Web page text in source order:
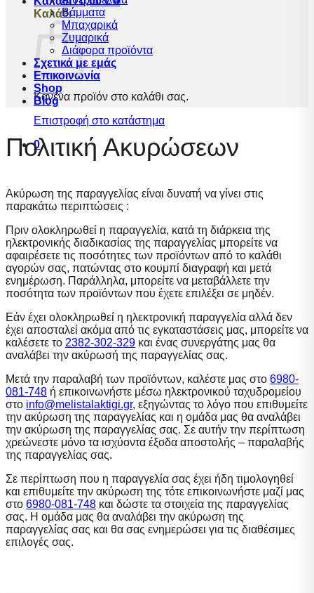
Καλάθι
Κανένα προϊόν στο καλάθι σας.
Επιστροφή στο κατάστημα
0
Βάμματα
Μπαχαρικά
Ζυμαρικά
Διάφορα προϊόντα
Σχετικά με εμάς
Επικοινωνία
Shop
Blog
Πολιτική Ακυρώσεων
Ακύρωση της παραγγελίας είναι δυνατή να γίνει στις
παρακάτω περιπτώσεις :
Πριν ολοκληρωθεί η παραγγελία, κατά τη διάρκεια της
ηλεκτρονικής διαδικασίας της παραγγελίας μπορείτε να
αφαιρέσετε τις ποσότητες των προϊόντων από το καλάθι
αγορών σας, πατώντας στο κουμπί διαγραφή και μετά
ενημέρωση. Παράλληλα, μπορείτε να μεταβάλλετε την
ποσότητα των προϊόντων που έχετε επιλέξει σε μηδέν.
Εάν έχει ολοκληρωθεί η ηλεκτρονική παραγγελία αλλά δεν
έχει αποσταλεί ακόμα από τις εγκαταστάσεις μας, μπορείτε να
καλέσετε το 2382-302-329 και ένας συνεργάτης μας θα
αναλάβει την ακύρωσή της παραγγελίας σας.
Μετά την παραλαβή των προϊόντων, καλέστε μας στο 6980-
081-748 ή επικοινωνήστε μέσω ηλεκτρονικού ταχυδρομείου
στο info@melistalaktigi.gr, εξηγώντας το λόγο που επιθυμείτε
την ακύρωση της παραγγελίας και η ομάδα μας θα αναλάβει
την ακύρωση της παραγγελίας σας. Σε αυτήν την περίπτωση
χρεώνεστε μόνο τα ισχύοντα έξοδα αποστολής – παραλαβής
της παραγγελίας σας.
Σε περίπτωση που η παραγγελία σας έχει ήδη τιμολογηθεί
και επιθυμείτε την ακύρωση της τότε επικοινωνήστε μαζί μας
στο 6980-081-748 και δώστε τα στοιχεία της παραγγελίας
σας. Η ομάδα μας θα αναλάβει την ακύρωση της
παραγγελίας σας και θα σας ενημερώσει για τις διαθέσιμες
επιλογές σας.